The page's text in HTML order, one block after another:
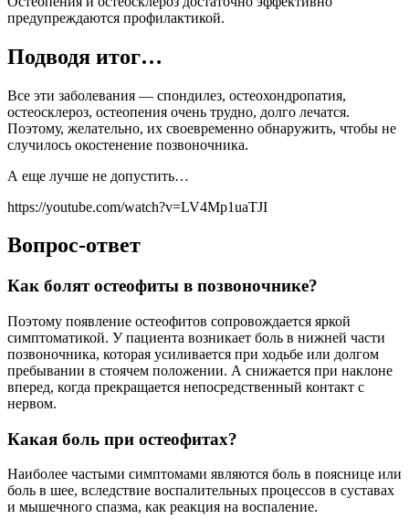
предупреждаются профилактикой.
Подводя итог…
Все эти заболевания — спондилез, остеохондропатия,
остеосклероз, остеопения очень трудно, долго лечатся.
Поэтому, желательно, их своевременно обнаружить, чтобы не
случилось окостенение позвоночника.
А еще лучше не допустить…
https://youtube.com/watch?v=LV4Mp1uaTJI
Вопрос-ответ
Как болят остеофиты в позвоночнике?
Поэтому появление остеофитов сопровождается яркой
симптоматикой. У пациента возникает боль в нижней части
позвоночника, которая усиливается при ходьбе или долгом
пребывании в стоячем положении. А снижается при наклоне
вперед, когда прекращается непосредственный контакт с
нервом.
Какая боль при остеофитах?
Наиболее частыми симптомами являются боль в пояснице или
боль в шее, вследствие воспалительных процессов в суставах
и мышечного спазма, как реакция на воспаление.